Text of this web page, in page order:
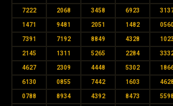
7222 2068 3458 6923
1471 9481 2051 1482 0560
7391 7192 8849 4328 1023
2145 1311 5265 2284
4627 2309 4448 5302
6130 0855 7442 1603 4628
0788 8934 4392 8473 5598